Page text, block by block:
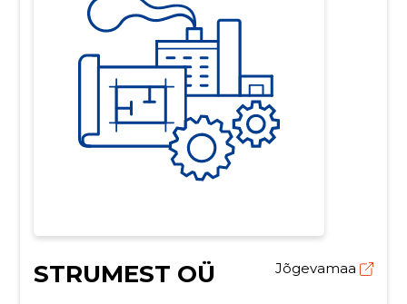
STRUMEST OÜ Jõgevamaa